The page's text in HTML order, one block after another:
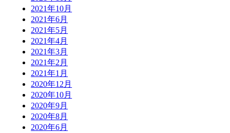
2021年10月
2021年6月
2021年5月
2021年4月
2021年3月
2021年2月
2021年1月
2020年12月
2020年10月
2020年9月
2020年8月
2020年6月